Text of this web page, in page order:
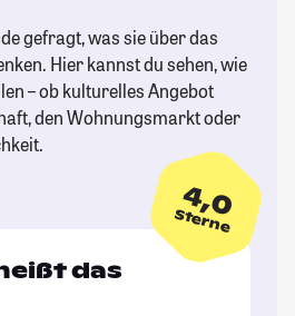
gefragt, was sie über das
Hier kannst du sehen, wie
– ob kulturelles Angebot
den Wohnungsmarkt oder
4,0
Sterne
das